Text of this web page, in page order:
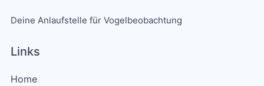
Deine Anlaufstelle für Vogelbeobachtung
Links
Home